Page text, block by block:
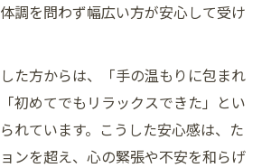
調を問わず幅広い方が安心して受け
た方からは、「手の温もりに包まれ
初めてでもリラックスできた」とい
れています。こうした安心感は、た
ンを超え、心の緊張や不安を和らげ